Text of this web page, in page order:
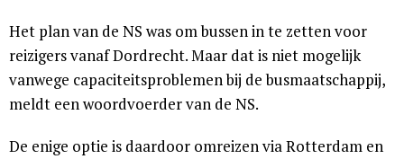
Het plan van de NS was om bussen in te zetten voor
reizigers vanaf Dordrecht. Maar dat is niet mogelijk
vanwege capaciteitsproblemen bij de busmaatschappij,
meldt een woordvoerder van de NS.
De enige optie is daardoor omreizen via Rotterdam en